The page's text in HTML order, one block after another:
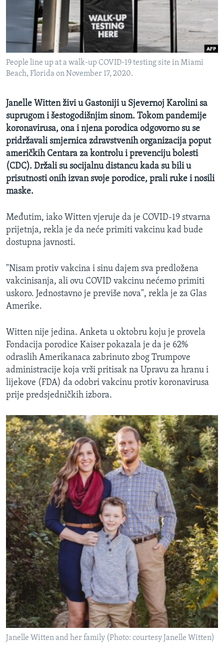
MAGAZIN
O GLASU AMERIKE
Learning English
Jezici
People line up at a walk-up COVID-19 testing site in Miami
Beach, Florida on November 17, 2020.
Janelle Witten živi u Gastoniji u Sjevernoj Karolini sa
suprugom i šestogodišnjim sinom. Tokom pandemije
koronavirusa, ona i njena porodica odgovorno su se
pridržavali smjernica zdravstvenih organizacija poput
američkih Centara za kontrolu i prevenciju bolesti
(CDC). Držali su socijalnu distancu kada su bili u
prisutnosti onih izvan svoje porodice, prali ruke i nosili
maske.
Međutim, iako Witten vjeruje da je COVID-19 stvarna
prijetnja, rekla je da neće primiti vakcinu kad bude
dostupna javnosti.
"Nisam protiv vakcina i sinu dajem sva predložena
vakcinisanja, ali ovu COVID vakcinu nećemo primiti
uskoro. Jednostavno je previše nova", rekla je za Glas
Amerike.
Witten nije jedina. Anketa u oktobru koju je provela
Fondacija porodice Kaiser pokazala je da je 62%
odraslih Amerikanaca zabrinuto zbog Trumpove
administracije koja vrši pritisak na Upravu za hranu i
lijekove (FDA) da odobri vakcinu protiv koronavirusa
prije predsjedničkih izbora.
Janelle Witten and her family (Photo: courtesy Janelle Witten)